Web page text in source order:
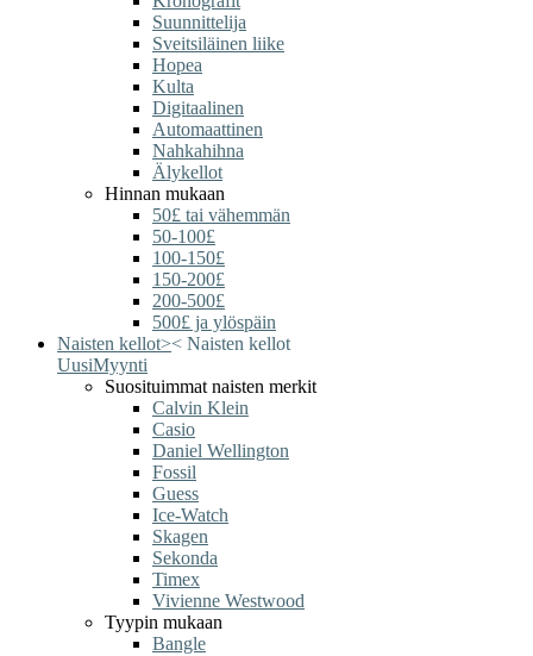
Suunnittelija
Sveitsiläinen liike
Hopea
Kulta
Digitaalinen
Automaattinen
Nahkahihna
Älykellot
Hinnan mukaan
50£ tai vähemmän
50-100£
100-150£
150-200£
200-500£
500£ ja ylöspäin
Naisten kellot>< Naisten kellot
UusiMyynti
Suosituimmat naisten merkit
Calvin Klein
Casio
Daniel Wellington
Fossil
Guess
Ice-Watch
Skagen
Sekonda
Timex
Vivienne Westwood
Tyypin mukaan
Bangle